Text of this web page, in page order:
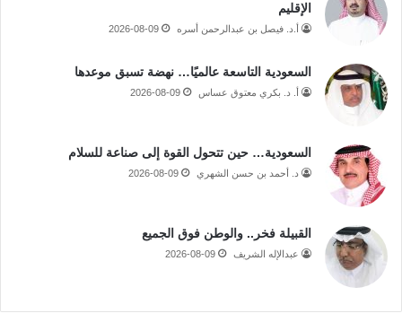
الإقليم
أ.د. فيصل بن عبدالرحمن أسره 2026-08-09
السعودية التاسعة عالميًا… نهضة تسبق موعدها
أ. د. بكري معتوق عساس 2026-08-09
السعودية… حين تتحول القوة إلى صناعة للسلام
د. أحمد بن حسن الشهري 2026-08-09
القبيلة فخر.. والوطن فوق الجميع
عبدالإله الشريف 2026-08-09